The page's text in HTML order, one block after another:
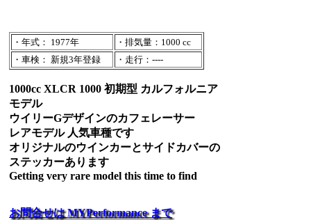
・年式： 1977年
・排気量：1000 cc
・車検： 新規3年登録
・走行：----
1000cc XLCR 1000 初期型 カルフォルニア
モデル
ウイリーGデザインのカフェレーサー
レアモデル 人気車種です
オリジナルのウインカーとサイドカバーの
ステッカーあります
Getting very rare model this time to find
お問合せは MYPerformance まで